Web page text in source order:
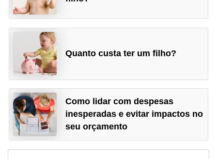
Quanto custa ter um filho?
Como lidar com despesas
inesperadas e evitar impactos no
seu orçamento
n
ç
P
r
o
g
r
a
m